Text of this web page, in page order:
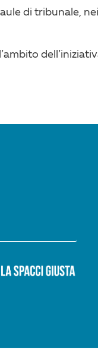
di tribunale,